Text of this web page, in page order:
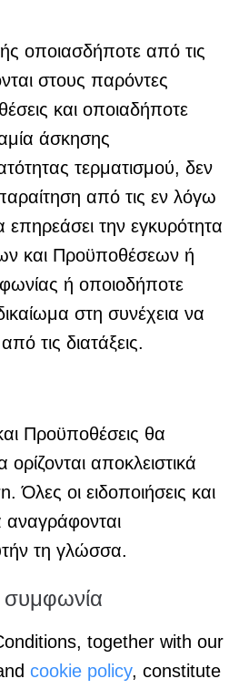
οποιασδήποτε από τις
στους παρόντες
και οποιαδήποτε
άσκησης
τερματισμού, δεν
από τις εν λόγω
επηρεάσει την εγκυρότητα
και Προϋποθέσεων ή
ή οποιοδήποτε
στη συνέχεια να
τις διατάξεις.
Προϋποθέσεις θα
ορίζονται αποκλειστικά
Όλες οι ειδοποιήσεις και
τη γλώσσα.
together with our
cookie policy, constitute